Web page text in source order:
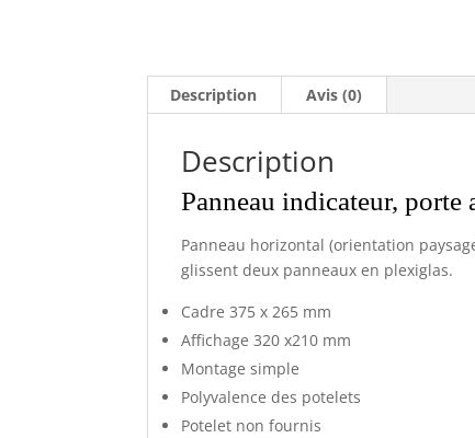
Description Avis (0)
Description
Panneau indicateur,
Panneau horizontal (orientation
glissent deux panneaux en plexiglas.
Cadre 375 x 265 mm
Affichage 320 x210 mm
Montage simple
Polyvalence des potelets
Potelet non fournis